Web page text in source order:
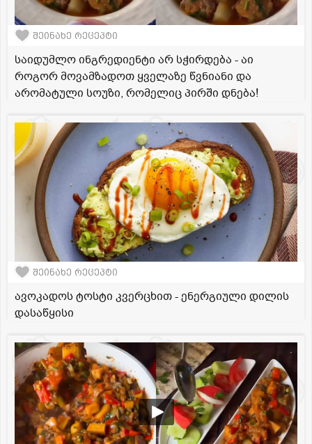
შეინახე რეცეპტი
საიდუმლო ინგრედიენტი არ სჭირდება - აი
როგორ მოვამზადოთ ყველაზე წვნიანი და
არომატული სოუზი, რომელიც პირში დნება!
შეინახე რეცეპტი
ავოკადოს ტოსტი კვერცხით - ენერგიული დილის
დასაწყისი